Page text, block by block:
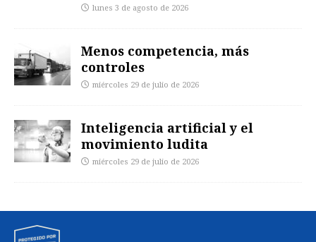
lunes 3 de agosto de 2026
Menos competencia, más
controles
miércoles 29 de julio de 2026
Inteligencia artificial y el
movimiento ludita
miércoles 29 de julio de 2026